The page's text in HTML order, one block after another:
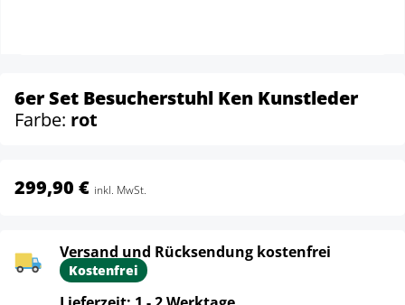
6er Set Besucherstuhl Ken Kunstleder
Farbe: rot
299,90 € inkl. MwSt.
Versand und Rücksendung kostenfrei
Kostenfrei